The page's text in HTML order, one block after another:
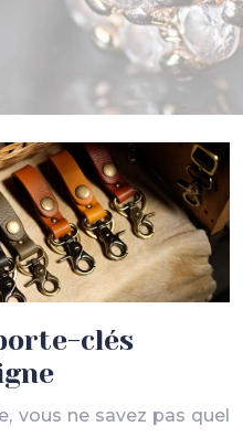
clés
vous ne savez pas quel